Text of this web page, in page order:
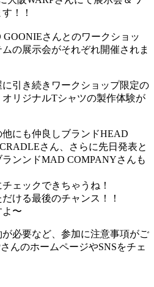
！！
さんとのワークショッ
の展示会がそれぞれ開催されま
引き続きワークショップ限定の
リジナルTシャツの製作体験が
にも仲良しブランドHEAD
さん、さらに先日発表と
ンンドMAD COMPANYさんも
ェックできちゃうね！
ける最後のチャンス！！
よ〜
必要など、参加に注意事項がご
んのホームページやSNSをチェ